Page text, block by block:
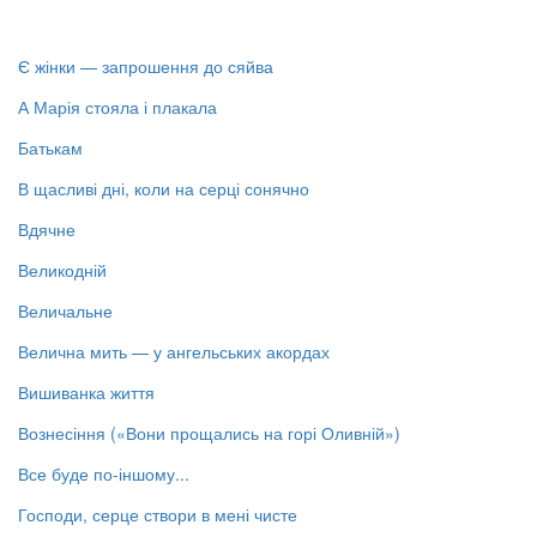
Є жінки — запрошення до сяйва
А Марія стояла і плакала
Батькам
В щасливі дні, коли на серці сонячно
Вдячне
Великодній
Величальне
Велична мить — у ангельських акордах
Вишиванка життя
Вознесіння («Вони прощались на горі Оливній»)
Все буде по-іншому...
Господи, серце створи в мені чисте